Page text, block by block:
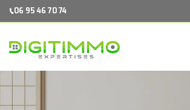
06 95 46 70 74
Panneau de gestion des cookies